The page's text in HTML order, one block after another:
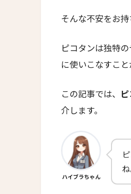
そんな不安をお
ピコタンは独特
に使いこなすこと
この記事では、
介します。
ハイブラちゃん
ね